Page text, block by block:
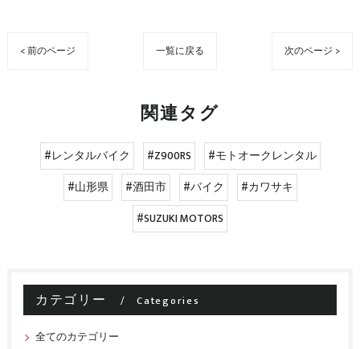
< 前のページ 一覧に戻る 次のページ >
関連タグ
#レンタルバイク #Z900RS
#モトオークレンタル
#山形県
#酒田市 #バイク
#カワサキ
#SUZUKI MOTORS
カテゴリー Categories
全てのカテゴリー